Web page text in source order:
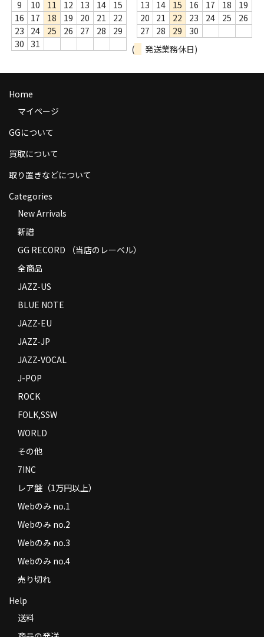
Contact
9
10 11 12 13 14
15
16
17 18 19 20 21
22
23
24 25 26 27 28
29
30
31
13
14 15 16 17 18
19
20
21 22 23 24 25
26
27
28 29
30
(
発送業務休日)
Home
マイページ
GGについて
買取について
取り置きなどについて
Categories
New Arrivals
新譜
GG RECORD （当店のレーベル）
全商品
JAZZ-US
BLUE NOTE
JAZZ-EU
JAZZ-JP
JAZZ-VOCAL
J-POP
ROCK
FOLK,SSW
WORLD
その他
7INC
レア盤（1万円以上）
Webのみ no.1
Webのみ no.2
Webのみ no.3
Webのみ no.4
売り切れ
Help
送料